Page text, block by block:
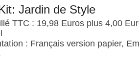
Jardin de Style
TTC : 19,98 Euros plus 4,00
: Français version papier,